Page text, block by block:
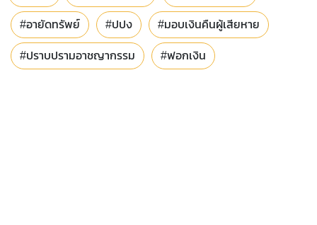
#อายัดทรัพย์ #ปปง #มอบเงินคืนผู้เสียหาย
#ปราบปรามอาชญากรรม #ฟอกเงิน